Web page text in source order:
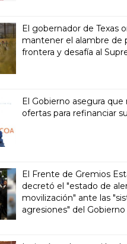
El gobernador de Texas
mantener el alambre de
frontera y desafía al
El Gobierno asegura que
ofertas para refinanciar
El Frente de Gremios
decretó el "estado de
movilización" ante las
agresiones" del Gobierno